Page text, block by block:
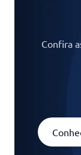
Confira